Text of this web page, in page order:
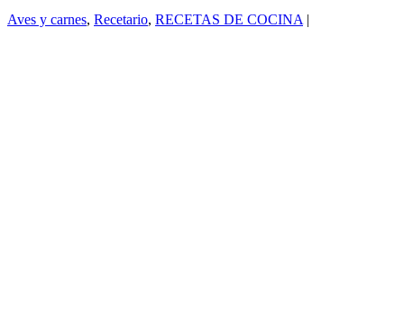
Aves y carnes, Recetario, RECETAS DE COCINA |